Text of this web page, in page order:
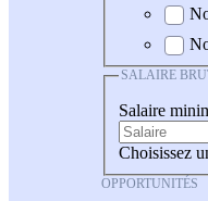
SALAIRE
Salaire
Choisissez
OPPORTUNITÉS